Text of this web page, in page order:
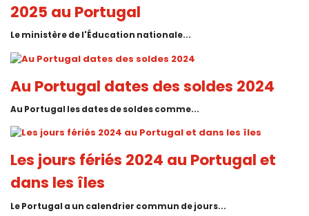
2025 au Portugal
Le ministère de l'Éducation nationale...
Au Portugal dates des soldes 2024
Au Portugal les dates de soldes comme...
Les jours fériés 2024 au Portugal et
dans les îles
Le Portugal a un calendrier commun de jours...